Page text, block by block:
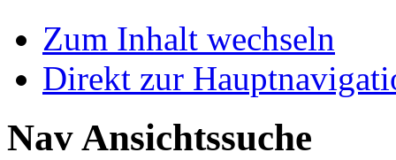
Zum Inhalt wechseln
Direkt zur
Nav Ansichtssuche